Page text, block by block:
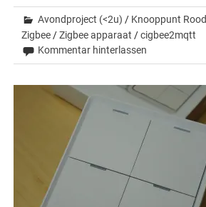
Avondproject (<2u) / Knooppunt Rood
Zigbee/Zigbee apparaat /cigbee2mqtt
Kommentar hinterlassen